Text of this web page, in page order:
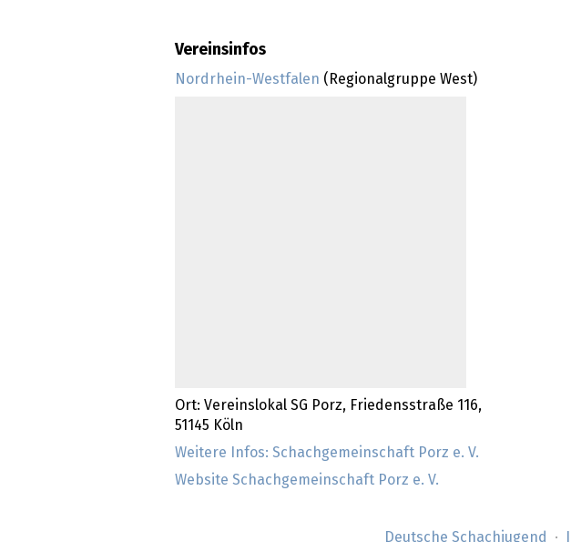
Vereinsinfos
Nordrhein-Westfalen (Regionalgruppe West)
Ort: Vereinslokal SG Porz, Friedensstraße 116,
51145 Köln
Weitere Infos: Schachgemeinschaft Porz e. V.
Website Schachgemeinschaft Porz e. V.
Deutsche Schachjugend